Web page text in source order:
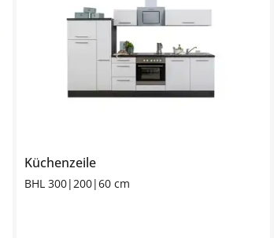
Küchenzeile
BHL 300|200|60 cm